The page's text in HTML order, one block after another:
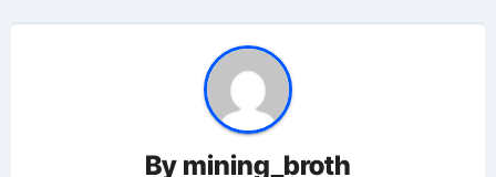
By mining_broth